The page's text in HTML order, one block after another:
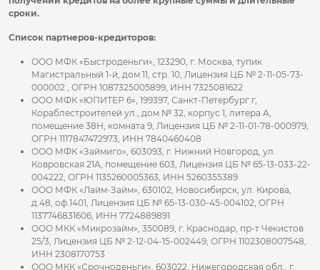
сроки.
Список партнеров-кредиторов:
ООО МФК «Быстроденьги», 123290, г. Москва, тупик
Магистральный 1-й, дом 11, стр. 10, Лицензия ЦБ № 2-11-05-73-
000002 , ОГРН 1087325005899, ИНН 7325081622
ООО МФК «ЮПИТЕР 6», 199397, Санкт-Петербург г,
Кораблестроителей ул., дом № 32, корпус 1, литера А,
помещение 38Н, комната 9, Лицензия ЦБ № 2-11-01-78-000979,
ОГРН 1117847472973, ИНН 7840460408
ООО МФК «Займиго», 603093, г. Нижний Новгород, ул.
Ковровская 21А, помещение 603, Лицензия ЦБ № 65-13-033-22-
004222, ОГРН 1135260005363, ИНН 5260355389
ООО МФК «Лайм-Займ», 630102, Новосибирск, ул. Кирова,
д.48, оф.1401, Лицензия ЦБ № 65-13-030-45-004102, ОГРН
1137746831606, ИНН 7724889891
ООО МКК «Микрозайм», 350089, г. Краснодар, пр-т Чекистов
25/3, Лицензия ЦБ № 2-12-04-15-002449, ОГРН 1102308007548,
ИНН 2308170753
ООО МКК «Срочноденьги», 603022, Нижегородская обл., г.